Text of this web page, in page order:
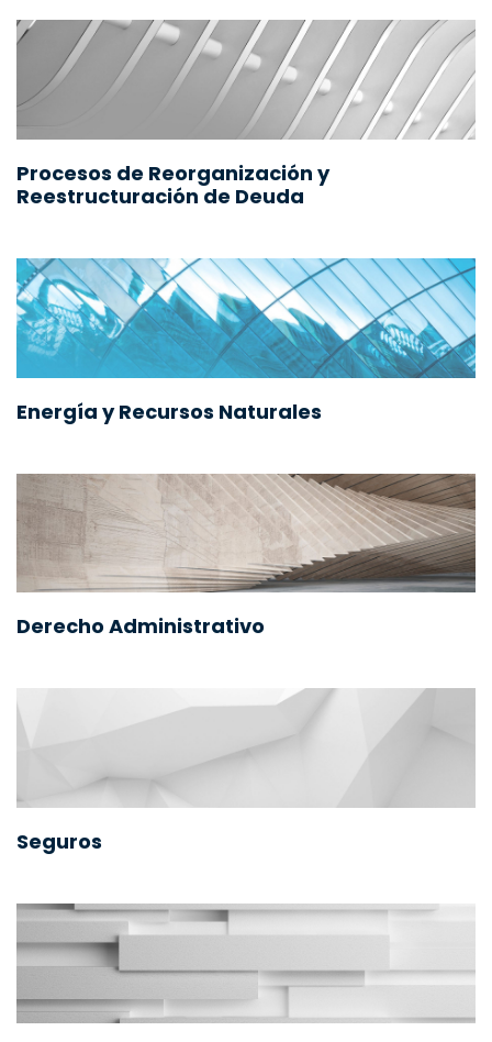
Procesos de Reorganización y
Reestructuración de Deuda
Energía y Recursos Naturales
Derecho Administrativo
Seguros